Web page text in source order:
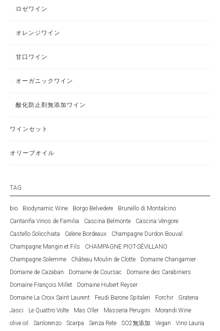
ロゼワイン
オレンジワイン
甘口ワイン
オーガニックワイン
酸化防止剤無添加ワイン
ワインセット
オリーブオイル
TAG
bio Biodynamic Wine Borgo Belvedere
Brunello di Montalcino
Cantariña Vinos de Familia
Cascina Belmonte
Cascina Vèngore
Castello Solicchiata
Celene Bordeaux
Champagne Durdon Bouval
Champagne Mangin et Fils
CHAMPAGNE PIOT-SÉVILLANO
Champagne Solemme
Château Moulin de Clotte
Domaine Changarnier
Domaine de Cazaban
Domaine de Coursac
Domaine des Carabiniers
Domaine François Millet
Domaine Hubert Reyser
Domaine La Croix Saint Laurent
Feudi Barone Spitaleri Forchir
Gratena
Jasci
Le Quattro Volte Mas Oller Masseria Perugini
Morandi Wine
olive oil
Sanlorenzo Scarpa Senza Rete SO2無添加 Vegan Vino Lauria